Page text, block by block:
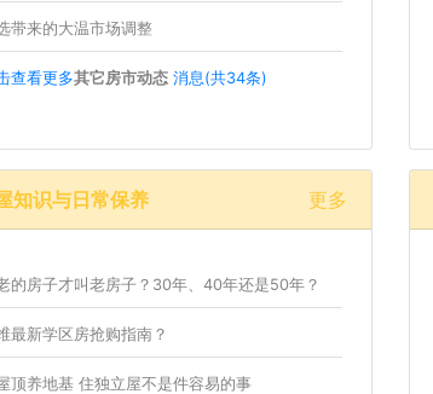
带来的大温市场调整
查看更多其它房市动态 消息(共34条)
知识与日常保养 更多
的房子才叫老房子？30年、40年还是50年？
最新学区房抢购指南？
顶养地基 住独立屋不是件容易的事